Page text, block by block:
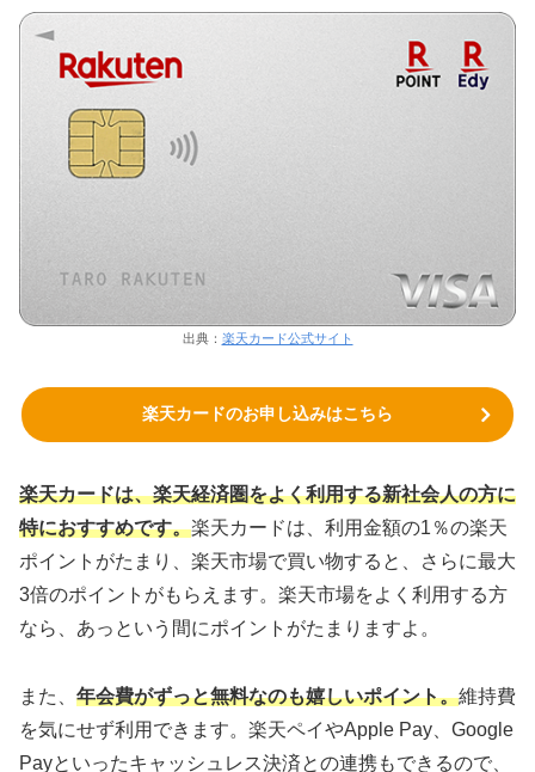
出典： 楽天カード公式サイト
楽天カードのお申し込みはこちら
楽天カードは、楽天経済圏をよく利用する新社会人の方に
特におすすめです。楽天カードは、利用金額の1％の楽天
ポイントがたまり、楽天市場で買い物すると、さらに最大
3倍のポイントがもらえます。楽天市場をよく利用する方
なら、あっという間にポイントがたまりますよ。
また、 年会費がずっと無料なのも嬉しいポイント。維持費
を気にせず利用できます。楽天ペイやApple Pay、Google
Payといったキャッシュレス決済との連携もできるので、